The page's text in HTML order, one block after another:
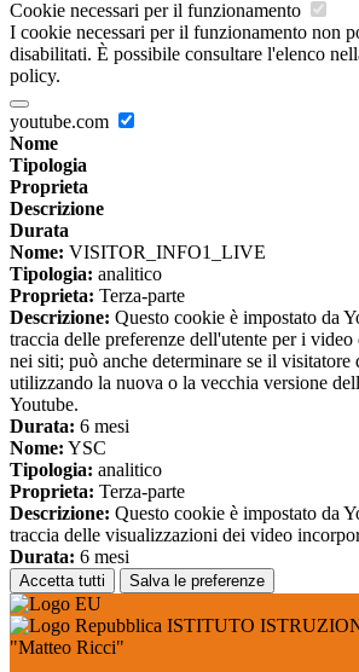
Cookie necessari per il funzionamento
I cookie necessari per il funzionamento non
disabilitati. È possibile consultare l'elenco
policy.
youtube.com
Nome
Tipologia
Proprieta
Descrizione
Durata
Nome: VISITOR_INFO1_LIVE
Tipologia: analitico
Proprieta: Terza-parte
Descrizione: Questo cookie è impostato da
traccia delle preferenze dell'utente per i
nei siti; può anche determinare se il visitatore
utilizzando la nuova o la vecchia versione
Youtube.
Durata: 6 mesi
Nome: YSC
Tipologia: analitico
Proprieta: Terza-parte
Descrizione: Questo cookie è impostato da
traccia delle visualizzazioni dei video
Durata: 6 mesi
Accetta tutti Salva le preferenze
ISTITUTO
"Matteo Ricci"